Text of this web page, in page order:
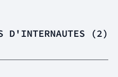
D'INTERNAUTES (2)